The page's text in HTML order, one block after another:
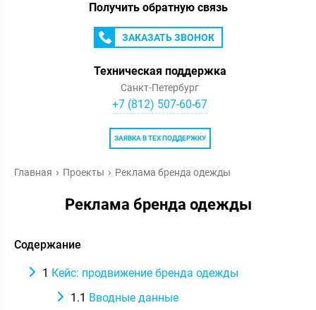
Получить обратную связь
ЗАКАЗАТЬ ЗВОНОК
Техническая поддержка
Санкт-Петербург
+7 (812) 507-60-67
ЗАЯВКА В ТЕХ ПОДДЕРЖКУ
Главная Проекты Реклама бренда одежды
Реклама бренда одежды
Содержание
1 Кейс: продвижение бренда одежды
1.1 Вводные данные